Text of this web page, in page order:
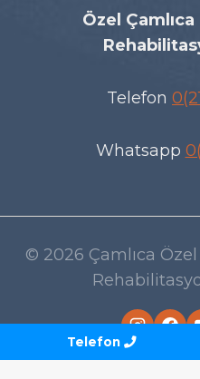
Özel
Telefon
Whatsapp
© 2026 Çamlıca
Telefon